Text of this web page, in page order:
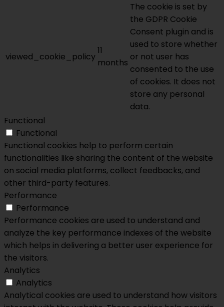
viewed_cookie_policy
11
months
The cookie is set by
the GDPR Cookie
Consent plugin and is
used to store whether
or not user has
consented to the use
of cookies. It does not
store any personal
data.
Functional
Functional
Functional cookies help to perform certain
functionalities like sharing the content of the website
on social media platforms, collect feedbacks, and
other third-party features.
Performance
Performance
Performance cookies are used to understand and
analyze the key performance indexes of the website
which helps in delivering a better user experience for
the visitors.
Analytics
Analytics
Analytical cookies are used to understand how visitors